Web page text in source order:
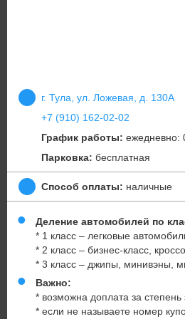
г. Тула, ул. Ложевая, д. 130А
+7 (910) 162-02-02
График работы: ежедневно:
Парковка: бесплатная
Способ оплаты: наличные
Деление автомобилей по
* 1 класс – легковые
* 2 класс – бизнес-класс,
* 3 класс – джипы, минивэны,
Важно:
* возможна доплата за степень
* если не называете номер